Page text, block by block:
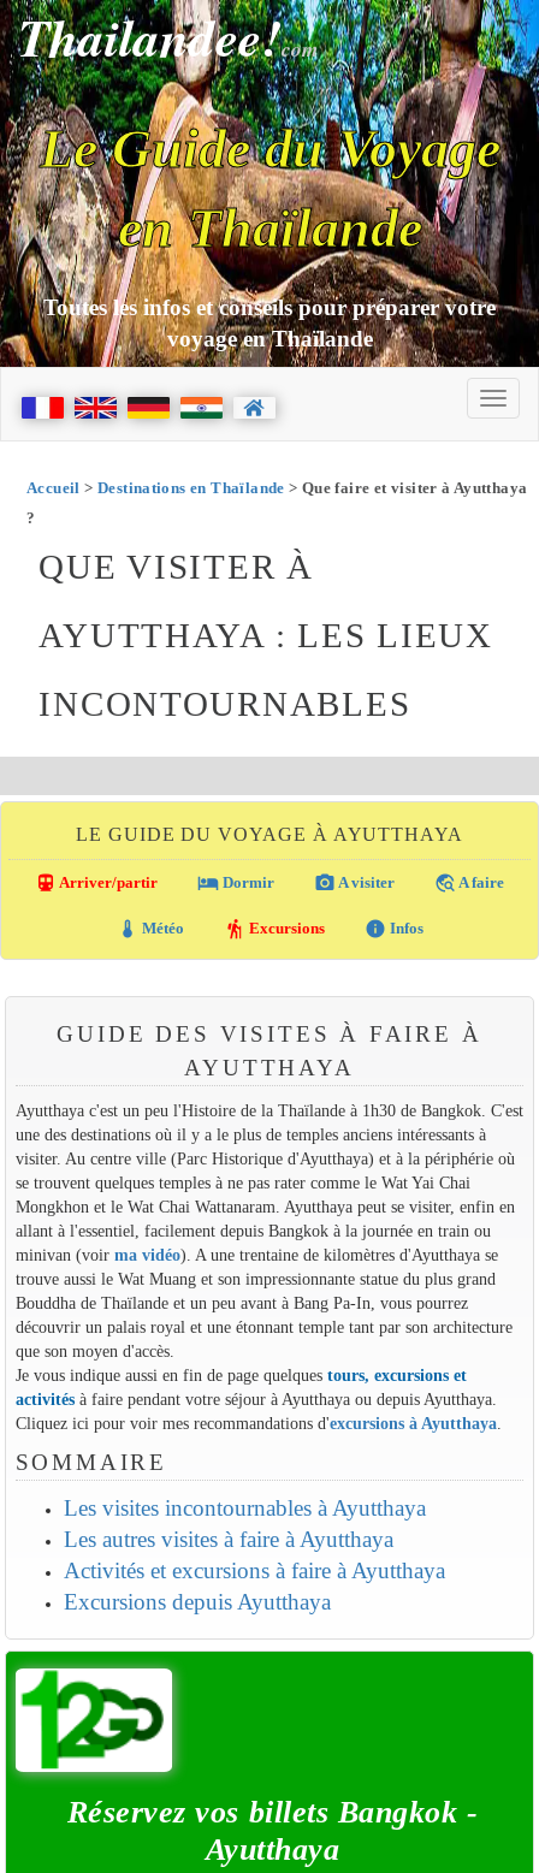
Thailandee!com
Le Guide du Voyage
en Thaïlande
Toutes les infos et conseils pour préparer votre
voyage en Thaïlande
Accueil > Destinations en Thaïlande > Que faire et visiter à Ayutthaya
?
QUE VISITER À
AYUTTHAYA : LES LIEUX
INCONTOURNABLES
LE GUIDE DU VOYAGE À AYUTTHAYA
directions_transit Arriver/partir local_hotel Dormir photo_camera A visiter travel_explore A faire
thermostat Météo hiking Excursions info Infos
GUIDE DES VISITES À FAIRE À
AYUTTHAYA
Ayutthaya c'est un peu l'Histoire de la Thaïlande à 1h30 de Bangkok. C'est
une des destinations où il y a le plus de temples anciens intéressants à
visiter. Au centre ville (Parc Historique d'Ayutthaya) et à la périphérie où
se trouvent quelques temples à ne pas rater comme le Wat Yai Chai
Mongkhon et le Wat Chai Wattanaram. Ayutthaya peut se visiter, enfin en
allant à l'essentiel, facilement depuis Bangkok à la journée en train ou
minivan (voir ma vidéo). A une trentaine de kilomètres d'Ayutthaya se
trouve aussi le Wat Muang et son impressionnante statue du plus grand
Bouddha de Thaïlande et un peu avant à Bang Pa-In, vous pourrez
découvrir un palais royal et une étonnant temple tant par son architecture
que son moyen d'accès.
Je vous indique aussi en fin de page quelques tours, excursions et
activitésà faire pendant votre séjour à Ayutthaya ou depuis Ayutthaya.
Cliquez ici pour voir mes recommandations d'excursions à Ayutthaya.
SOMMAIRE
Les visites incontournables à Ayutthaya
Les autres visites à faire à Ayutthaya
Activités et excursions à faire à Ayutthaya
Excursions depuis Ayutthaya
Réservez vos billets Bangkok -
Ayutthaya